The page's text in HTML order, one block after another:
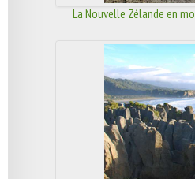
La Nouvelle Zélande en